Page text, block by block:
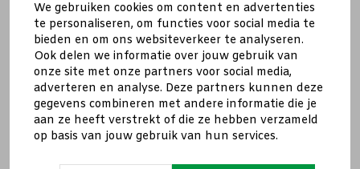
We gebruiken cookies om content en advertenties
te personaliseren, om functies voor social media te
bieden en om ons websiteverkeer te analyseren.
Ook delen we informatie over jouw gebruik van
onze site met onze partners voor social media,
adverteren en analyse. Deze partners kunnen deze
gegevens combineren met andere informatie die je
aan ze heeft verstrekt of die ze hebben verzameld
op basis van jouw gebruik van hun services.